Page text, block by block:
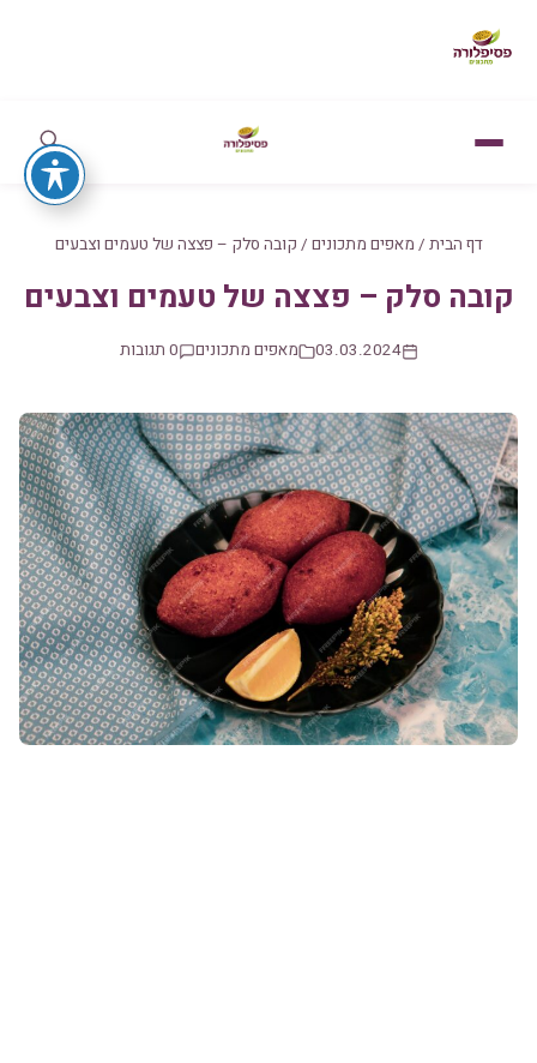
דף הבית / מאפים מתכונים / קובה סלק – פצצה של טעמים וצבעים
קובה סלק – פצצה של טעמים וצבעים
03.03.2024 מאפים מתכונים 0 תגובות